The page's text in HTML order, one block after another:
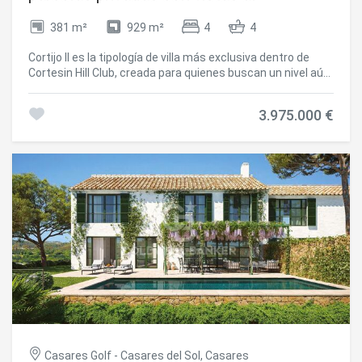
381 m² 929 m² 4 4
Cortijo II es la tipología de villa más exclusiva dentro de
Cortesin Hill Club, creada para quienes buscan un nivel aún
parcelas más grandes de la comunidad, donde amplios
espacios exteriores ofrecen el entorno ideal para recibir
invitados, relajarse y disfrutar del estilo de vida
mediterráneo. Amplios porches cubiertos y terrazas
extienden las zonas de estar al exterior, mientras que las
vistas panorámicas al mar y al ondulante paisaje andaluz
refuerzan la sensación de vivir en una finca privada de
campo, a solo unos momentos del exclusivo Club House
para residentes y de las amenidades de primer nivel de
Finca Cortesin. Inspirado en el carácter atemporal de la
arquitectura tradicional andaluza, Cortijo II combina
fachadas encaladas, tejas de terracota y un entorno
contemporáneos. Los materiales naturales, la elegancia
3.975.000 €
Casares Golf - Casares del Sol, Casares